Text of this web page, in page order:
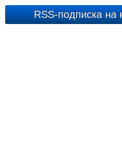
RSS-подписка на